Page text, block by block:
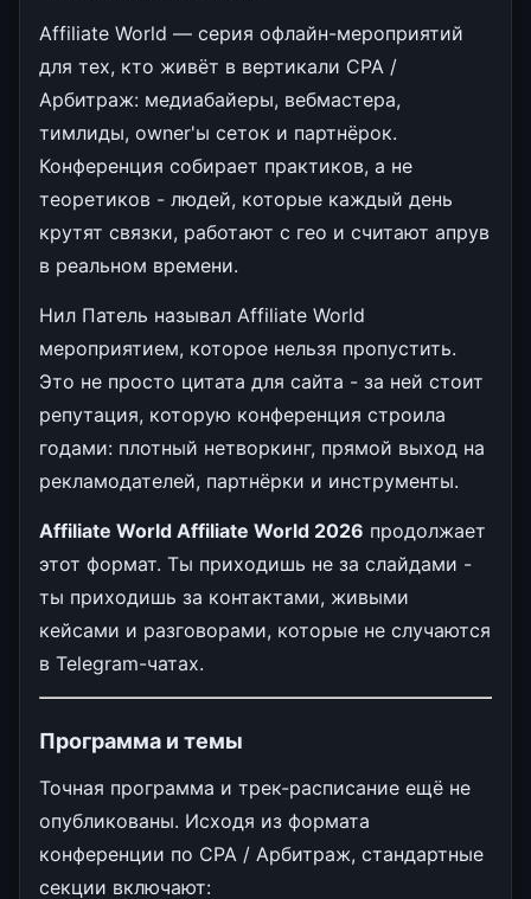
Affiliate World — серия офлайн-мероприятий
для тех, кто живёт в вертикали CPA /
Арбитраж: медиабайеры, вебмастера,
тимлиды, owner'ы сеток и партнёрок.
Конференция собирает практиков, а не
теоретиков - людей, которые каждый день
крутят связки, работают с гео и считают апрув
в реальном времени.
Нил Патель называл Affiliate World
мероприятием, которое нельзя пропустить.
Это не просто цитата для сайта - за ней стоит
репутация, которую конференция строила
годами: плотный нетворкинг, прямой выход на
рекламодателей, партнёрки и инструменты.
Affiliate World Affiliate World 2026 продолжает
этот формат. Ты приходишь не за слайдами -
ты приходишь за контактами, живыми
кейсами и разговорами, которые не случаются
в Telegram-чатах.
Программа и темы
Точная программа и трек-расписание ещё не
опубликованы. Исходя из формата
конференции по CPA / Арбитраж, стандартные
секции включают: